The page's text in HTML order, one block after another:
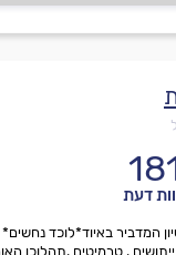
דעת
המדביר באיוד*לוכד נחשים*
, טרמיטים ,תהלוכן